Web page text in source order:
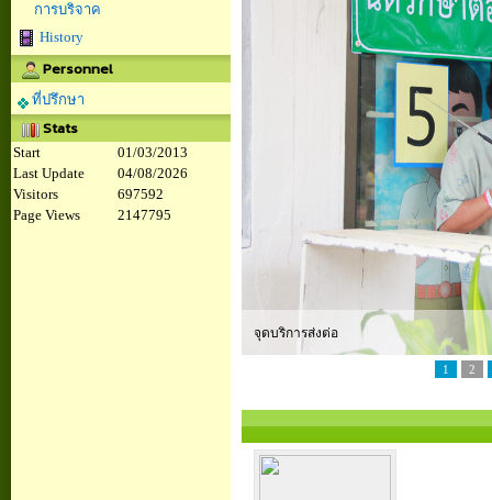
การบริจาค
History
Personnel
ที่ปรึกษา
Stats
Start
01/03/2013
Last Update
04/08/2026
Visitors
697592
Page Views
2147795
ห้องตรวจทั่วไปของอาจารย์หมด
1 2